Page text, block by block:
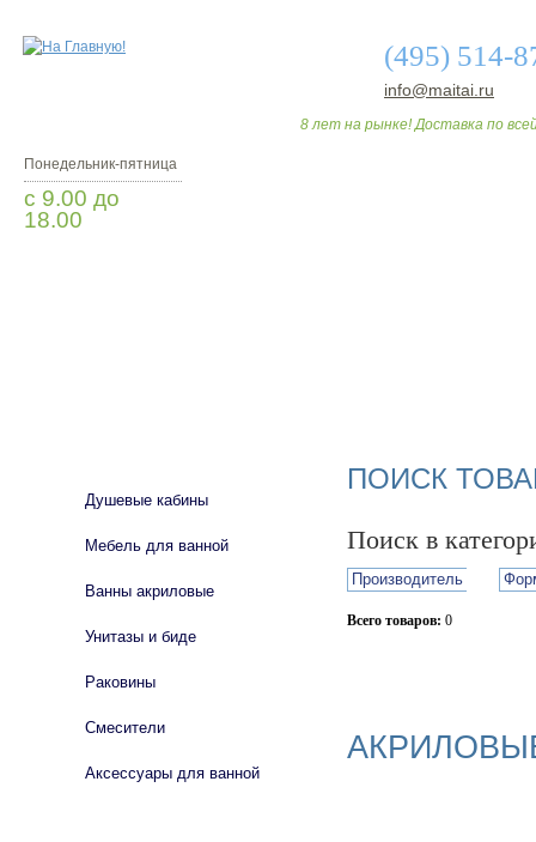
(495) 514-
info@maitai.ru
8 лет на рынке! Доставка по
Понедельник-пятница
с 9.00 до
18.00
ПОИСК
Поиск в
Производитель
Всего товаров: 0
Душевые кабины
Мебель для ванной
Ванны акриловые
Унитазы и биде
Раковины
Смесители
Аксессуары для ванной